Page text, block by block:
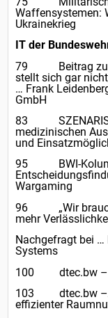
Waffensystemen:
Ukrainekrieg
IT der
79 Beitrag zur
stellt sich gar
… Frank
GmbH
83 SZENARIS
medizinischen
und
95 BWI-
Wargaming
96 „Wir
mehr
Nachgefragt bei …
Systems
100 dtec.bw –
103 dtec.bw
effizienter